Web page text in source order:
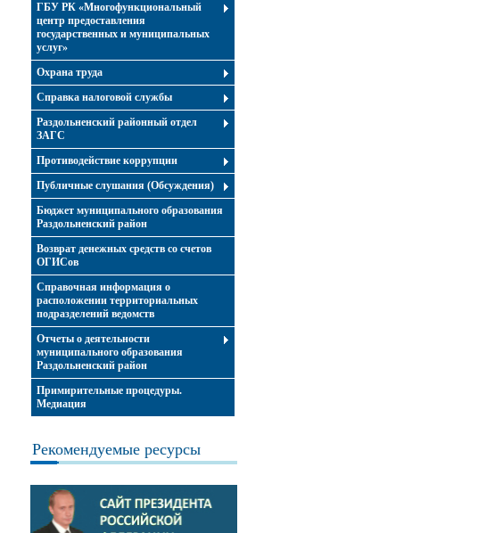
ГБУ РК «Многофункциональный
центр предоставления
государственных и муниципальных
услуг»
Охрана труда
Справка налоговой службы
Раздольненский районный отдел
ЗАГС
Противодействие коррупции
Публичные слушания (Обсуждения)
Бюджет муниципального образования
Раздольненский район
Возврат денежных средств со счетов
ОГИСов
Справочная информация о
расположении территориальных
подразделений ведомств
Отчеты о деятельности
муниципального образования
Раздольненский район
Примирительные процедуры.
Медиация
Рекомендуемые ресурсы